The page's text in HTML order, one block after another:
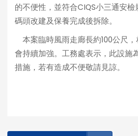
的不便性，並符合CIQS小三通安檢
碼頭改建及保養完成後拆除。
本案臨時風雨走廊長約100公尺
會持續加強。工務處表示，此設施
措施，若有造成不便敬請見諒。